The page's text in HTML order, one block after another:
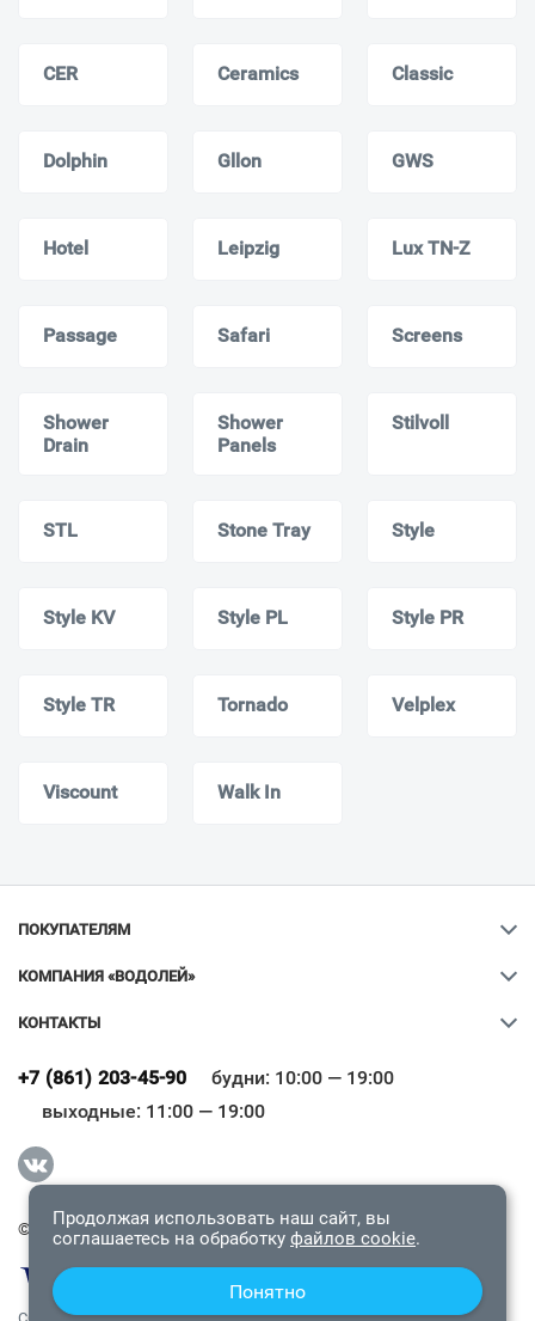
CER Ceramics Classic
Dolphin Gllon GWS
Hotel Leipzig Lux TN-Z
Passage Safari Screens
Shower
Drain
Shower
Panels
Stilvoll
STL Stone Tray Style
Style KV Style PL Style PR
Style TR Tornado Velplex
Viscount Walk In
ПОКУПАТЕЛЯМ
КОМПАНИЯ «ВОДОЛЕЙ»
КОНТАКТЫ
+7 (861) 203-45-90
будни: 10:00 — 19:00
выходные: 11:00 — 19:00
© 2009-2026 «Водолей Онлайн». Все права защищены.
Всё верно
Продолжая использовать наш сайт, вы
соглашаетесь на обработку файлов cookie.
Понятно